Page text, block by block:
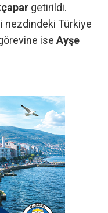
getirildi.
nezdindeki Türkiye
ise Ayşe